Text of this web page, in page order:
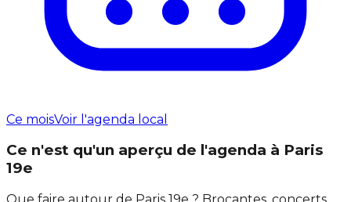
Ce moisVoir l'agenda local
Ce n'est qu'un aperçu de l'agenda à Paris
19e